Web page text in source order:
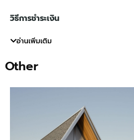
วิธีการชำระเงิน
โอนเงินเข้า บัญชี บจ. ลิฟวิ่ง ครีเอเต
ทรัพย์ จากนั้นแจ้งมาทางเบอร์โทรศัพ
แบบบ้านสำเร็จรูป
เอกสารที่ใช้ในการขออนุญาตปลูกสร้า
1.แบบพิมพ์เขียวจำนวน 3 ชุด (ขนาด
อ่านเพิ่มเติม
Other